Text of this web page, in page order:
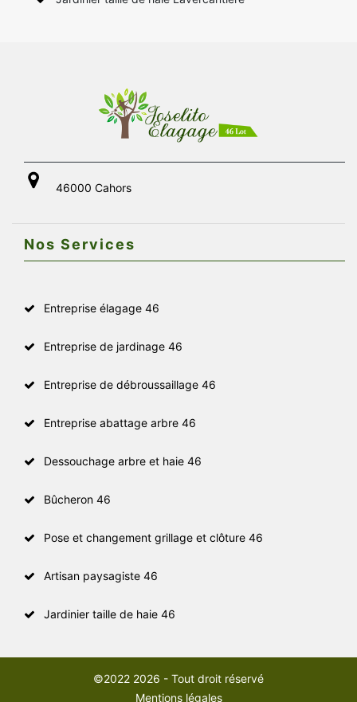
46000 Cahors
Nos Services
Entreprise élagage 46
Entreprise de jardinage 46
Entreprise de débroussaillage 46
Entreprise abattage arbre 46
Dessouchage arbre et haie 46
Bûcheron 46
Pose et changement grillage et clôture 46
Artisan paysagiste 46
Jardinier taille de haie 46
©2022 2026 - Tout droit réservé
Mentions légales